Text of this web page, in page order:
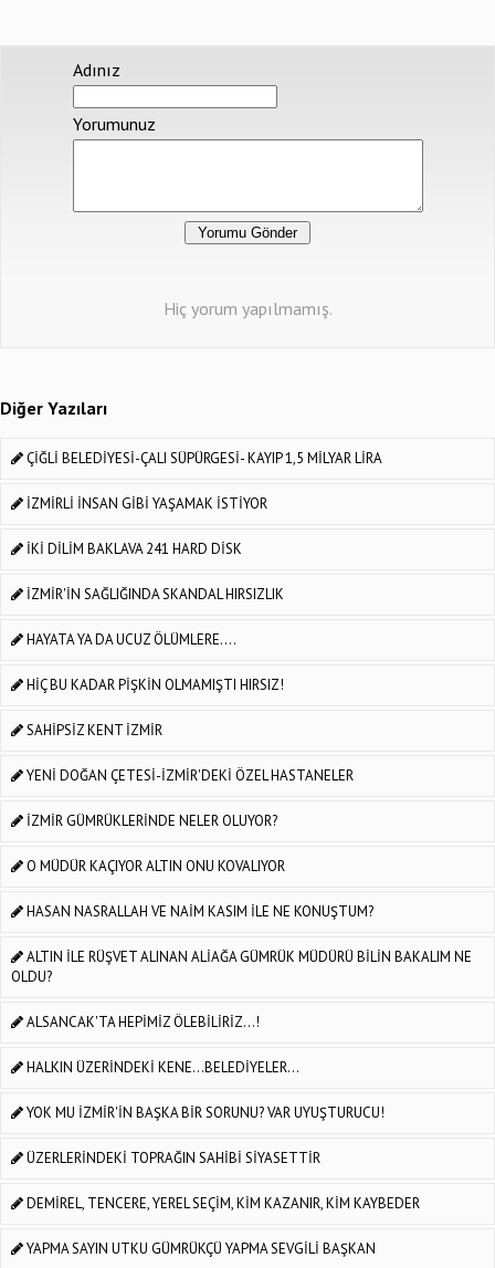
Adınız
Yorumunuz
Hiç yorum yapılmamış.
Diğer Yazıları
ÇİĞLİ BELEDİYESİ-ÇALI SÜPÜRGESİ- KAYIP 1,5 MİLYAR LİRA
İZMİRLİ İNSAN GİBİ YAŞAMAK İSTİYOR
İKİ DİLİM BAKLAVA 241 HARD DİSK
İZMİR'İN SAĞLIĞINDA SKANDAL HIRSIZLIK
HAYATA YA DA UCUZ ÖLÜMLERE....
HİÇ BU KADAR PİŞKİN OLMAMIŞTI HIRSIZ!
SAHİPSİZ KENT İZMİR
YENİ DOĞAN ÇETESİ-İZMİR'DEKİ ÖZEL HASTANELER
İZMİR GÜMRÜKLERİNDE NELER OLUYOR?
O MÜDÜR KAÇIYOR ALTIN ONU KOVALIYOR
HASAN NASRALLAH VE NAİM KASIM İLE NE KONUŞTUM?
ALTIN İLE RÜŞVET ALINAN ALİAĞA GÜMRÜK MÜDÜRÜ BİLİN BAKALIM NE
OLDU?
ALSANCAK'TA HEPİMİZ ÖLEBİLİRİZ...!
HALKIN ÜZERİNDEKİ KENE...BELEDİYELER...
YOK MU İZMİR'İN BAŞKA BİR SORUNU? VAR UYUŞTURUCU!
ÜZERLERİNDEKİ TOPRAĞIN SAHİBİ SİYASETTİR
DEMİREL, TENCERE, YEREL SEÇİM, KİM KAZANIR, KİM KAYBEDER
YAPMA SAYIN UTKU GÜMRÜKÇÜ YAPMA SEVGİLİ BAŞKAN